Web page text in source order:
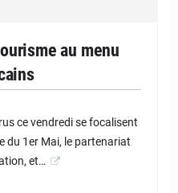
au menu
ce vendredi se focalisent
du 1er Mai, le partenariat
et…